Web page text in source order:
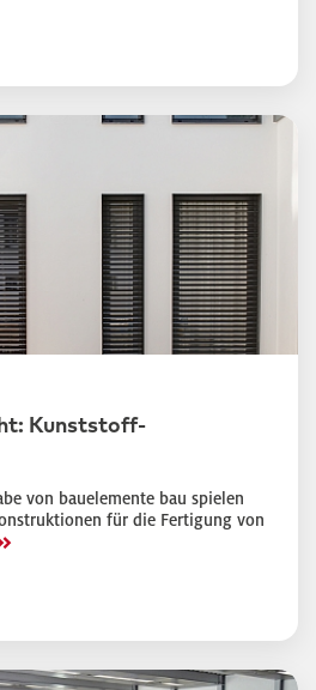
Kunststoff-
von bauelemente bau spielen
für die Fertigung von